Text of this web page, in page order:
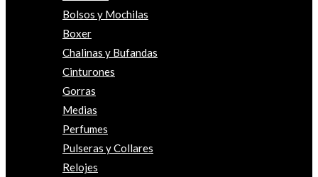
Bolsos y Mochilas
Boxer
Chalinas y Bufandas
Cinturones
Gorras
Medias
Perfumes
Pulseras y Collares
Relojes